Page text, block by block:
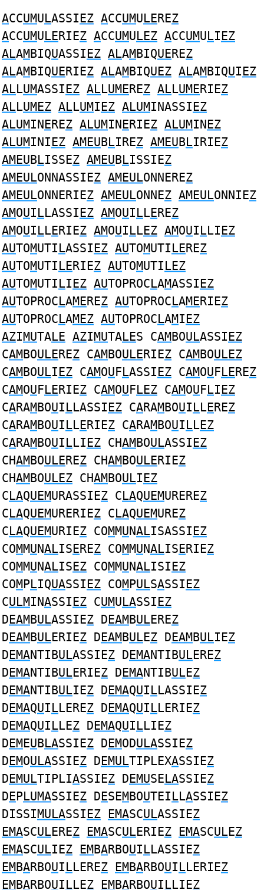
ACCUMULASSIEZ ACCUMULEREZ
ACCUMULERIEZ ACCUMULEZ ACCUMULIEZ
ALAMBIQUASSIEZ ALAMBIQUEREZ
ALAMBIQUERIEZ ALAMBIQUEZ ALAMBIQUIEZ
ALLUMASSIEZ ALLUMEREZ ALLUMERIEZ
ALLUMEZ ALLUMIEZ ALUMINASSIEZ
ALUMINEREZ ALUMINERIEZ ALUMINEZ
ALUMINIEZ AMEUBLIREZ AMEUBLIRIEZ
AMEUBLISSEZ AMEUBLISSIEZ
AMEULONNASSIEZ AMEULONNEREZ
AMEULONNERIEZ AMEULONNEZ AMEULONNIEZ
AMOUILLASSIEZ AMOUILLEREZ
AMOUILLERIEZ AMOUILLEZ AMOUILLIEZ
AUTOMUTILASSIEZ AUTOMUTILEREZ
AUTOMUTILERIEZ AUTOMUTILEZ
AUTOMUTILIEZ AUTOPROCLAMASSIEZ
AUTOPROCLAMEREZ AUTOPROCLAMERIEZ
AUTOPROCLAMEZ AUTOPROCLAMIEZ
AZIMUTALE AZIMUTALES CAMBOULASSIEZ
CAMBOULEREZ CAMBOULERIEZ CAMBOULEZ
CAMBOULIEZ CAMOUFLASSIEZ CAMOUFLEREZ
CAMOUFLERIEZ CAMOUFLEZ CAMOUFLIEZ
CARAMBOUILLASSIEZ CARAMBOUILLEREZ
CARAMBOUILLERIEZ CARAMBOUILLEZ
CARAMBOUILLIEZ CHAMBOULASSIEZ
CHAMBOULEREZ CHAMBOULERIEZ
CHAMBOULEZ CHAMBOULIEZ
CLAQUEMURASSIEZ CLAQUEMUREREZ
CLAQUEMURERIEZ CLAQUEMUREZ
CLAQUEMURIEZ COMMUNALISASSIEZ
COMMUNALISEREZ COMMUNALISERIEZ
COMMUNALISEZ COMMUNALISIEZ
COMPLIQUASSIEZ COMPULSASSIEZ
CULMINASSIEZ CUMULASSIEZ
DEAMBULASSIEZ DEAMBULEREZ
DEAMBULERIEZ DEAMBULEZ DEAMBULIEZ
DEMANTIBULASSIEZ DEMANTIBULEREZ
DEMANTIBULERIEZ DEMANTIBULEZ
DEMANTIBULIEZ DEMAQUILLASSIEZ
DEMAQUILLEREZ DEMAQUILLERIEZ
DEMAQUILLEZ DEMAQUILLIEZ
DEMEUBLASSIEZ DEMODULASSIEZ
DEMOULASSIEZ DEMULTIPLEXASSIEZ
DEMULTIPLIASSIEZ DEMUSELASSIEZ
DEPLUMASSIEZ DESEMBOUTEILLASSIEZ
DISSIMULASSIEZ EMASCULASSIEZ
EMASCULEREZ EMASCULERIEZ EMASCULEZ
EMASCULIEZ EMBARBOUILLASSIEZ
EMBARBOUILLEREZ EMBARBOUILLERIEZ
EMBARBOUILLEZ EMBARBOUILLIEZ